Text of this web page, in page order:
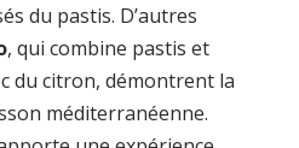
du pastis. D’autres
, qui combine pastis et
du citron, démontrent la
méditerranéenne.